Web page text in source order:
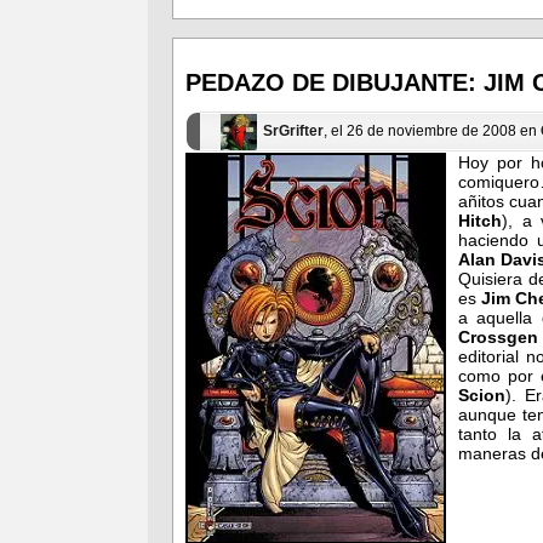
en
(Se
en
una
nueva)
en
(Se
en
una
nueva)
PEDAZO DE DIBUJANTE: JIM
SrGrifter, el 26 de noviembre de 2008 en
Hoy por
añitos
Hitch), a
haciendo
Alan
Quisiera
es Jim
a aquella
Crossgen
editorial
como por
Scion).
aunque
tanto la
maneras